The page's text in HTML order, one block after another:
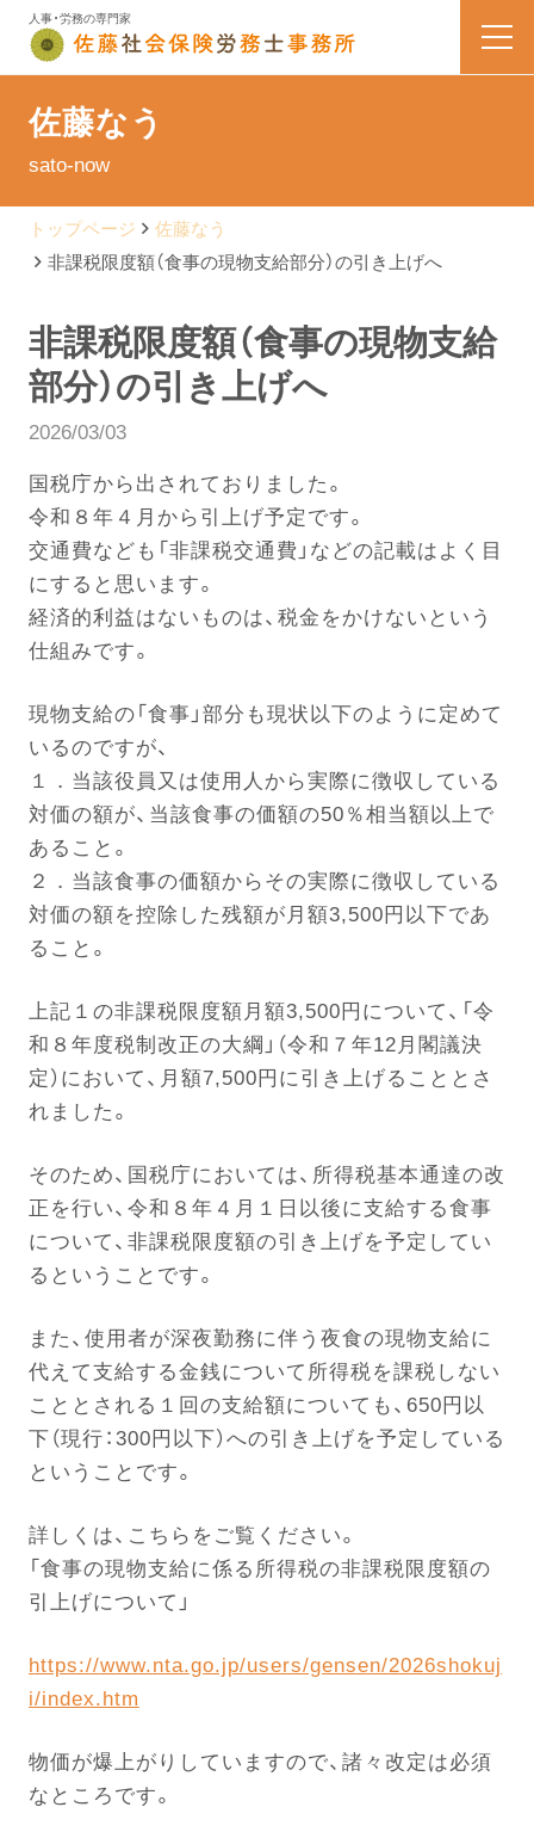
人事・労務の専門家
会社案内
料金表
よくある質問
佐藤なう
電話する
佐藤なう
sato-now
トップページ
佐藤なう
非課税限度額（食事の現物支給部分）の引き上げへ
非課税限度額（食事の現物支給
部分）の引き上げへ
2026/03/03
国税庁から出されておりました。
令和８年４月から引上げ予定です。
交通費なども「非課税交通費」などの記載はよく目
にすると思います。
経済的利益はないものは、税金をかけないという
仕組みです。
現物支給の「食事」部分も現状以下のように定めて
いるのですが、
１．当該役員又は使用人から実際に徴収している
対価の額が、当該食事の価額の50％相当額以上で
あること。
２．当該食事の価額からその実際に徴収している
対価の額を控除した残額が月額3,500円以下であ
ること。
上記１の非課税限度額月額3,500円について、「令
和８年度税制改正の大綱」（令和７年12月閣議決
定）において、月額7,500円に引き上げることとさ
れました。
そのため、国税庁においては、所得税基本通達の改
正を行い、令和８年４月１日以後に支給する食事
について、非課税限度額の引き上げを予定してい
るということです。
また、使用者が深夜勤務に伴う夜食の現物支給に
代えて支給する金銭について所得税を課税しない
こととされる１回の支給額についても、650円以
下（現行：300円以下）への引き上げを予定している
ということです。
詳しくは、こちらをご覧ください。
「食事の現物支給に係る所得税の非課税限度額の
引上げについて」
https://www.nta.go.jp/users/gensen/2026shokuj
i/index.htm
物価が爆上がりしていますので、諸々改定は必須
なところです。